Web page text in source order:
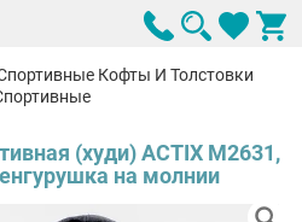
Кофты И Толстовки
(худи) ACTIX М2631,
на молнии